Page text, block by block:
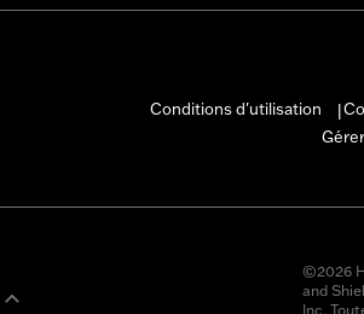
Conditions d'utilisation
©2026
and
Inc.